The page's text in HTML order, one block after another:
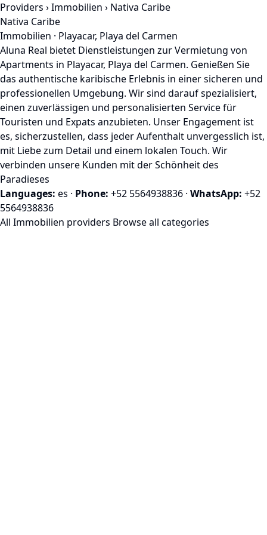
Providers ›Immobilien › Nativa Caribe
Nativa Caribe
Immobilien · Playacar, Playa del Carmen
Aluna Real bietet Dienstleistungen zur Vermietung von
Apartments in Playacar, Playa del Carmen. Genießen Sie
das authentische karibische Erlebnis in einer sicheren und
professionellen Umgebung. Wir sind darauf spezialisiert,
einen zuverlässigen und personalisierten Service für
Touristen und Expats anzubieten. Unser Engagement ist
es, sicherzustellen, dass jeder Aufenthalt unvergesslich ist,
mit Liebe zum Detail und einem lokalen Touch. Wir
verbinden unsere Kunden mit der Schönheit des
Paradieses
Languages: es · Phone: +52 5564938836 · WhatsApp: +52
5564938836
All Immobilien providers Browse all categories